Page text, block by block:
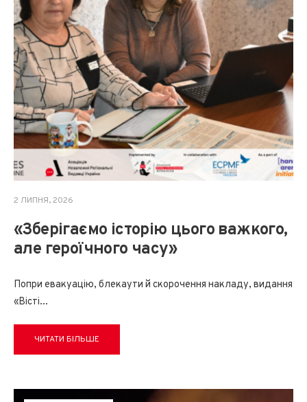
2 ЛИПНЯ, 2026
«Зберігаємо історію цього важкого,
але героїчного часу»
Попри евакуацію, блекаути й скорочення накладу, видання
«Вісті...
ЧИТАТИ БІЛЬШЕ